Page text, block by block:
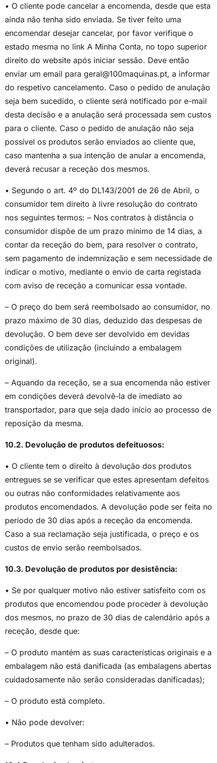
• O cliente pode cancelar a encomenda, desde que esta
ainda não tenha sido enviada. Se tiver feito uma
encomendar desejar cancelar, por favor verifique o
estado mesma no link A Minha Conta, no topo superior
direito do website após iniciar sessão. Deve então
enviar um email para geral@100maquinas.pt, a informar
do respetivo cancelamento. Caso o pedido de anulação
seja bem sucedido, o cliente será notificado por e-mail
desta decisão e a anulação será processada sem custos
para o cliente. Caso o pedido de anulação não seja
possível os produtos serão enviados ao cliente que,
caso mantenha a sua intenção de anular a encomenda,
deverá recusar a receção dos mesmos.
• Segundo o art. 4º do DL143/2001 de 26 de Abril, o
consumidor tem direito à livre resolução do contrato
nos seguintes termos: – Nos contratos à distância o
consumidor dispõe de um prazo mínimo de 14 dias, a
contar da receção do bem, para resolver o contrato,
sem pagamento de indemnização e sem necessidade de
indicar o motivo, mediante o envio de carta registada
com aviso de receção a comunicar essa vontade.
– O preço do bem será reembolsado ao consumidor, no
prazo máximo de 30 dias, deduzido das despesas de
devolução. O bem deve ser devolvido em devidas
condições de utilização (incluindo a embalagem
original).
– Aquando da receção, se a sua encomenda não estiver
em condições deverá devolvê-la de imediato ao
transportador, para que seja dado início ao processo de
reposição da mesma.
10.2. Devolução de produtos defeituosos:
• O cliente tem o direito à devolução dos produtos
entregues se se verificar que estes apresentam defeitos
ou outras não conformidades relativamente aos
produtos encomendados. A devolução pode ser feita no
período de 30 dias após a receção da encomenda.
Caso a sua reclamação seja justificada, o preço e os
custos de envio serão reembolsados.
10.3. Devolução de produtos por desistência:
• Se por qualquer motivo não estiver satisfeito com os
produtos que encomendou pode proceder à devolução
dos mesmos, no prazo de 30 dias de calendário após a
receção, desde que:
– O produto mantém as suas características originais e a
embalagem não está danificada (as embalagens abertas
cuidadosamente não serão consideradas danificadas);
– O produto está completo.
• Não pode devolver:
– Produtos que tenham sido adulterados.